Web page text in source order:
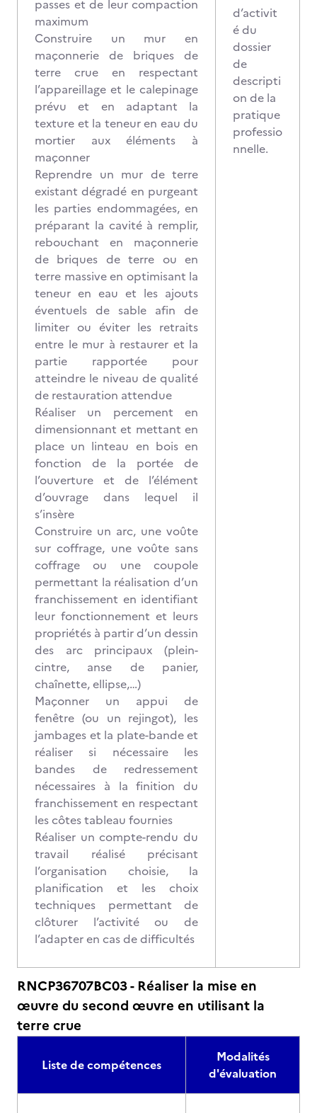
passes et de leur compaction
maximum
Construire un mur en
maçonnerie de briques de
terre crue en respectant
l’appareillage et le calepinage
prévu et en adaptant la
texture et la teneur en eau du
mortier aux éléments à
maçonner
Reprendre un mur de terre
existant dégradé en purgeant
les parties endommagées, en
préparant la cavité à remplir,
rebouchant en maçonnerie
de briques de terre ou en
terre massive en optimisant la
teneur en eau et les ajouts
éventuels de sable afin de
limiter ou éviter les retraits
entre le mur à restaurer et la
partie rapportée pour
atteindre le niveau de qualité
de restauration attendue
Réaliser un percement en
dimensionnant et mettant en
place un linteau en bois en
fonction de la portée de
l’ouverture et de l’élément
d’ouvrage dans lequel il
s’insère
Construire un arc, une voûte
sur coffrage, une voûte sans
coffrage ou une coupole
permettant la réalisation d’un
franchissement en identifiant
leur fonctionnement et leurs
propriétés à partir d’un dessin
des arc principaux (plein-
cintre, anse de panier,
chaînette, ellipse,…)
Maçonner un appui de
fenêtre (ou un rejingot), les
jambages et la plate-bande et
réaliser si nécessaire les
bandes de redressement
nécessaires à la finition du
franchissement en respectant
les côtes tableau fournies
Réaliser un compte-rendu du
travail réalisé précisant
l’organisation choisie, la
planification et les choix
techniques permettant de
clôturer l’activité ou de
l’adapter en cas de difficultés
d’activit
é du
dossier
de
descripti
on de la
pratique
professio
nnelle.
RNCP36707BC03 - Réaliser la mise en
œuvre du second œuvre en utilisant la
terre crue
Liste de compétences
Modalités
d'évaluation